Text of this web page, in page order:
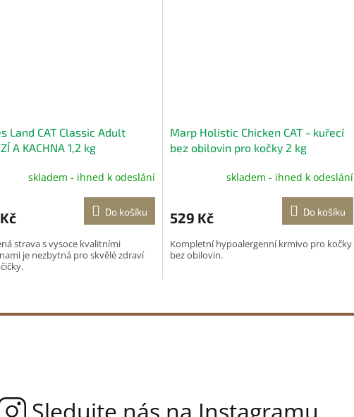
Land CAT Classic Adult
A KACHNA 1,2 kg
skladem - ihned k odeslání
Do košíku
strava s vysoce kvalitními
je nezbytná pro skvělé zdraví
Marp Holistic Chicken CAT - kuřecí
bez obilovin pro kočky 2 kg
skladem - ihned k odeslání
529 Kč Do košíku
Kompletní hypoalergenní krmivo pro kočky
bez obilovin.
v
p